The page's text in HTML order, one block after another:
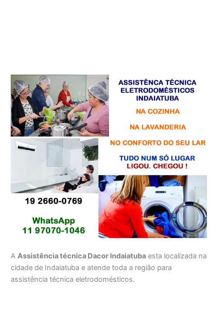
AAssistência técnica Dacor Indaiatuba esta localizada na
cidade de Indaiatuba e atende toda a região para
assistência técnica eletrodomésticos.